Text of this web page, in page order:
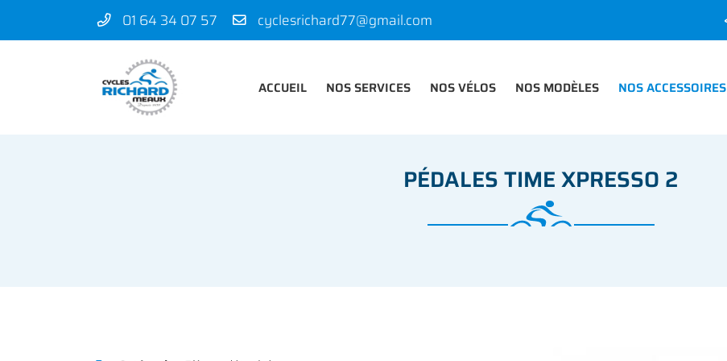
01 64 34 07 57
ACCUEIL NOS SERVICES NOS VÉLOS NOS MODÈLES NOS ACCESSOIRES
50 rue des Madeleines
77100 Mareuil-lès-Meaux
01 64 34 07 57
PÉDALES TIME XPRESSO 2